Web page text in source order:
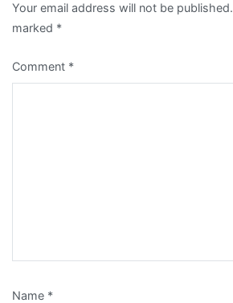
Your email address will not be published.
marked *
Comment *
Name *